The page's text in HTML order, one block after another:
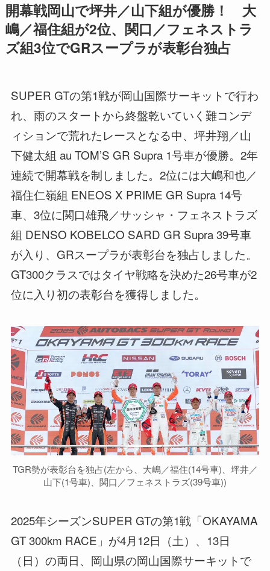
開幕戦岡山で坪井／山下組が優勝！ 大
嶋／福住組が2位、関口／フェネストラ
ズ組3位でGRスープラが表彰台独占
SUPER GTの第1戦が岡山国際サーキットで行わ
れ、雨のスタートから終盤乾いていく難コンデ
ィションで荒れたレースとなる中、坪井翔／山
下健太組 au TOM’S GR Supra 1号車が優勝。2年
連続で開幕戦を制しました。2位には大嶋和也／
福住仁嶺組 ENEOS X PRIME GR Supra 14号
車、3位に関口雄飛／サッシャ・フェネストラズ
組 DENSO KOBELCO SARD GR Supra 39号車
が入り、GRスープラが表彰台を独占しました。
GT300クラスではタイヤ戦略を決めた26号車が2
位に入り初の表彰台を獲得しました。
TGR勢が表彰台を独占(左から、大嶋／福住(14号車)、坪井／
山下(1号車)、関口／フェネストラズ(39号車))
2025年シーズンSUPER GTの第1戦「OKAYAMA
GT 300km RACE」が4月12日（土）、13日
（日）の両日、岡山県の岡山国際サーキットで